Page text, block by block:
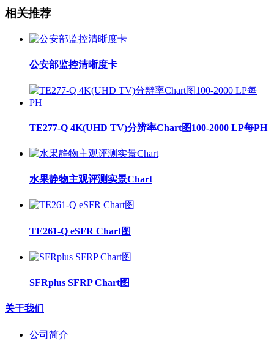
相关推荐
公安部监控清晰度卡
TE277-Q 4K(UHD TV)分辨率Chart图100-2000 LP每PH
水果静物主观评测实景Chart
TE261-Q eSFR Chart图
SFRplus SFRP Chart图
关于我们
公司简介